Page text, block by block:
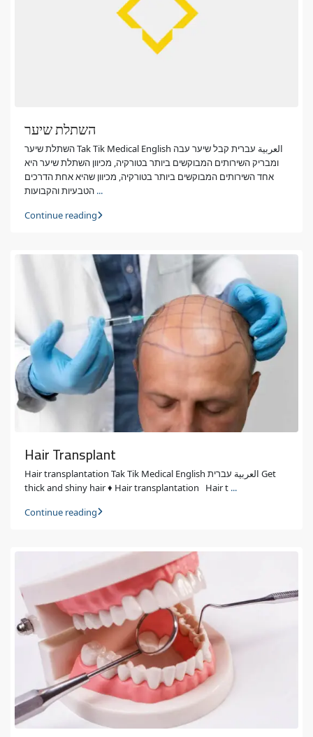
השתלת שיער
השתלת שיער Tak Tik Medical English العربية עברית קבל שיער עבה
ומבריק השירותים המבוקשים ביותר בטורקיה, מכיוון השתלת שיער היא
אחד השירותים המבוקשים ביותר בטורקיה, מכיוון שהיא אחת הדרכים
...
Continue reading
Hair Transplant
Hair transplantation Tak Tik Medical English العربية עברית Get
thick and shiny hair ♦ Hair transplantation Hair t ...
Continue reading